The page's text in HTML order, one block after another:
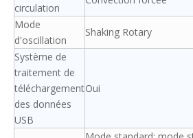
circulation
Mode
d'oscillation
Shaking Rotary
Système de
traitement de
téléchargement
des données
USB
Oui